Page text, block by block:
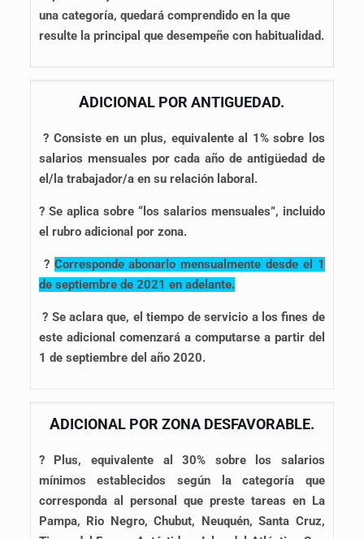
una categoría, quedará comprendido en la que
resulte la principal que desempeñe con habitualidad.
ADICIONAL POR ANTIGUEDAD.
? Consiste en un plus, equivalente al 1% sobre los
salarios mensuales por cada año de antigüedad de
el/la trabajador/a en su relación laboral.
? Se aplica sobre “los salarios mensuales”, incluido
el rubro adicional por zona.
? Corresponde abonarlo mensualmente desde el 1
de septiembre de 2021 en adelante.
? Se aclara que, el tiempo de servicio a los fines de
este adicional comenzará a computarse a partir del
1 de septiembre del año 2020.
ADICIONAL POR ZONA DESFAVORABLE.
? Plus, equivalente al 30% sobre los salarios
mínimos establecidos según la categoría que
corresponda al personal que preste tareas en La
Pampa, Rio Negro, Chubut, Neuquén, Santa Cruz,